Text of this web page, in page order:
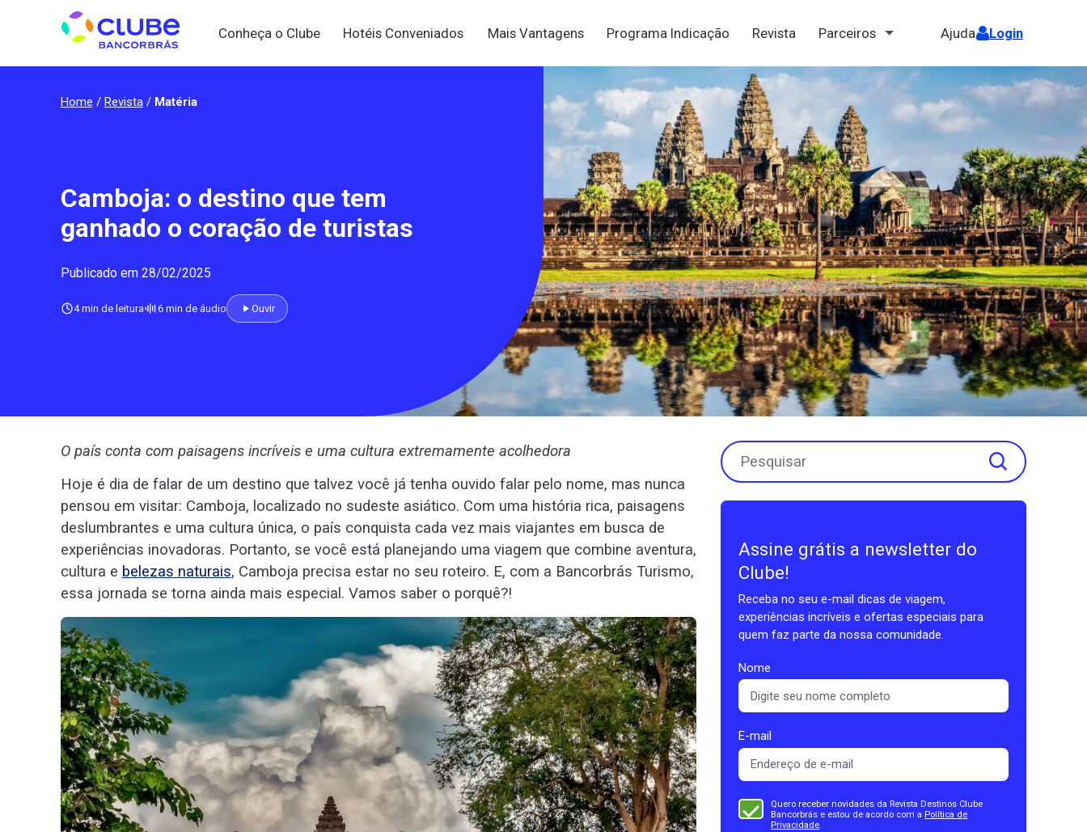
Conheça o Clube Hotéis Conveniados Mais Vantagens Programa Indicação Revista Parceiros Ajuda Login
Home / Revista/ Matéria
Camboja: o destino que tem
ganhado o coração de turistas
Publicado em 28/02/2025
4 min de leitura 6 min de áudio Ouvir
O país conta com paisagens incríveis e uma cultura extremamente acolhedora
Hoje é dia de falar de um destino que talvez você já tenha ouvido falar pelo nome, mas nunca
pensou em visitar: Camboja, localizado no sudeste asiático. Com uma história rica, paisagens
deslumbrantes e uma cultura única, o país conquista cada vez mais viajantes em busca de
experiências inovadoras. Portanto, se você está planejando uma viagem que combine aventura,
cultura e belezas naturais, Camboja precisa estar no seu roteiro. E, com a Bancorbrás Turismo,
essa jornada se torna ainda mais especial. Vamos saber o porquê?!
Assine grátis a newsletter do
Clube!
Receba no seu e-mail dicas de viagem,
experiências incríveis e ofertas especiais para
quem faz parte da nossa comunidade.
Nome
E-mail
Quero receber novidades da Revista Destinos Clube
Bancorbrás e estou de acordo com a Política de
Privacidade.